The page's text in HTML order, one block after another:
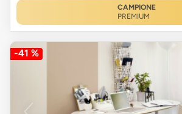
CAMPIONE
PREMIUM
-41 %